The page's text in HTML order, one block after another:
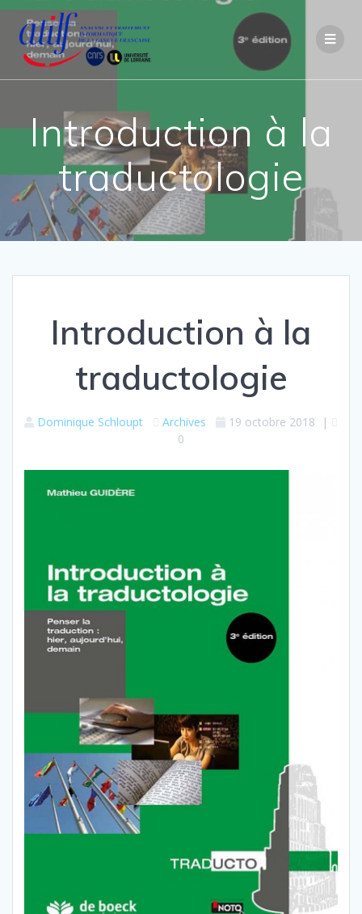
Introduction à la
traductologie
Introduction à la
traductologie
Dominique Schloupt Archives 19 octobre 2018 |
0